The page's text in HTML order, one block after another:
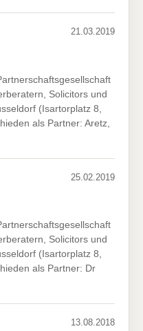
21.03.2019
Solicitors und
(Isartorplatz 8,
als Partner: Aretz,
25.02.2019
Solicitors und
(Isartorplatz 8,
als Partner: Dr
13.08.2018